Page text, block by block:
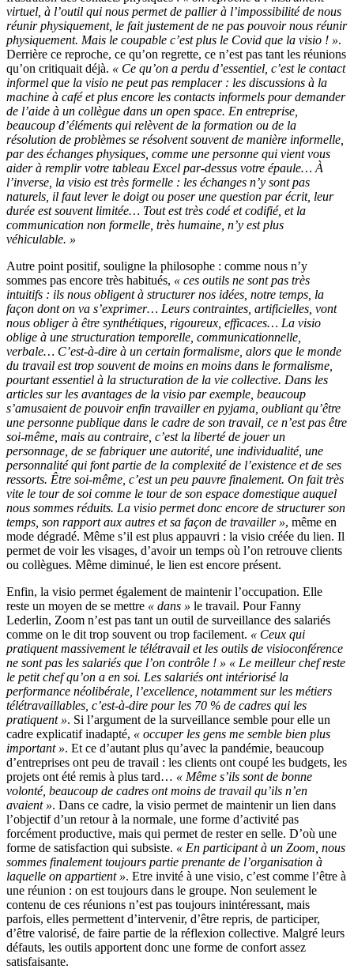
virtuel, à l’outil qui nous permet de pallier à l’impossibilité de nous
réunir physiquement, le fait justement de ne pas pouvoir nous réunir
physiquement. Mais le coupable c’est plus le Covid que la visio ! ».
Derrière ce reproche, ce qu’on regrette, ce n’est pas tant les réunions
qu’on critiquait déjà. « Ce qu’on a perdu d’essentiel, c’est le contact
informel que la visio ne peut pas remplacer : les discussions à la
machine à café et plus encore les contacts informels pour demander
de l’aide à un collègue dans un open space. En entreprise,
beaucoup d’éléments qui relèvent de la formation ou de la
résolution de problèmes se résolvent souvent de manière informelle,
par des échanges physiques, comme une personne qui vient vous
aider à remplir votre tableau Excel par-dessus votre épaule… À
l’inverse, la visio est très formelle : les échanges n’y sont pas
naturels, il faut lever le doigt ou poser une question par écrit, leur
durée est souvent limitée… Tout est très codé et codifié, et la
communication non formelle, très humaine, n’y est plus
véhiculable. »
Autre point positif, souligne la philosophe : comme nous n’y
sommes pas encore très habitués, « ces outils ne sont pas très
intuitifs : ils nous obligent à structurer nos idées, notre temps, la
façon dont on va s’exprimer… Leurs contraintes, artificielles, vont
nous obliger à être synthétiques, rigoureux, efficaces… La visio
oblige à une structuration temporelle, communicationnelle,
verbale… C’est-à-dire à un certain formalisme, alors que le monde
du travail est trop souvent de moins en moins dans le formalisme,
pourtant essentiel à la structuration de la vie collective. Dans les
articles sur les avantages de la visio par exemple, beaucoup
s’amusaient de pouvoir enfin travailler en pyjama, oubliant qu’être
une personne publique dans le cadre de son travail, ce n’est pas être
soi-même, mais au contraire, c’est la liberté de jouer un
personnage, de se fabriquer une autorité, une individualité, une
personnalité qui font partie de la complexité de l’existence et de ses
ressorts. Être soi-même, c’est un peu pauvre finalement. On fait très
vite le tour de soi comme le tour de son espace domestique auquel
nous sommes réduits. La visio permet donc encore de structurer son
temps, son rapport aux autres et sa façon de travailler », même en
mode dégradé. Même s’il est plus appauvri : la visio créée du lien. Il
permet de voir les visages, d’avoir un temps où l’on retrouve clients
ou collègues. Même diminué, le lien est encore présent.
Enfin, la visio permet également de maintenir l’occupation. Elle
reste un moyen de se mettre « dans » le travail. Pour Fanny
Lederlin, Zoom n’est pas tant un outil de surveillance des salariés
comme on le dit trop souvent ou trop facilement. « Ceux qui
pratiquent massivement le télétravail et les outils de visioconférence
ne sont pas les salariés que l’on contrôle ! » « Le meilleur chef reste
le petit chef qu’on a en soi. Les salariés ont intériorisé la
performance néolibérale, l’excellence, notamment sur les métiers
télétravaillables, c’est-à-dire pour les 70 % de cadres qui les
pratiquent ». Si l’argument de la surveillance semble pour elle un
cadre explicatif inadapté, « occuper les gens me semble bien plus
important ». Et ce d’autant plus qu’avec la pandémie, beaucoup
d’entreprises ont peu de travail : les clients ont coupé les budgets, les
projets ont été remis à plus tard… « Même s’ils sont de bonne
volonté, beaucoup de cadres ont moins de travail qu’ils n’en
avaient ». Dans ce cadre, la visio permet de maintenir un lien dans
l’objectif d’un retour à la normale, une forme d’activité pas
forcément productive, mais qui permet de rester en selle. D’où une
forme de satisfaction qui subsiste. « En participant à un Zoom, nous
sommes finalement toujours partie prenante de l’organisation à
laquelle on appartient ». Etre invité à une visio, c’est comme l’être à
une réunion : on est toujours dans le groupe. Non seulement le
contenu de ces réunions n’est pas toujours inintéressant, mais
parfois, elles permettent d’intervenir, d’être repris, de participer,
d’être valorisé, de faire partie de la réflexion collective. Malgré leurs
défauts, les outils apportent donc une forme de confort assez
satisfaisante.